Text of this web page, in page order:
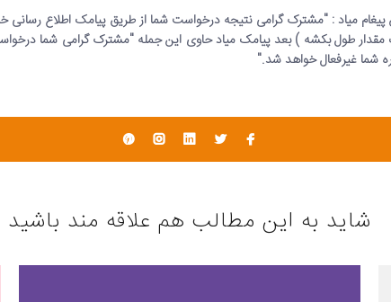
پیغام میاد : "مشترک گرامی نتیجه درخواست شما از طریق پیامک اطلاع
شما غیرفعال خواهد شد."
شاید به این مطالب هم علاقه مند باشید